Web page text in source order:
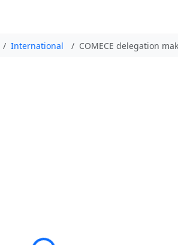
International COMECE delegation